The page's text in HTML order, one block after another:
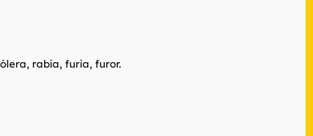
rabia, furia, furor.